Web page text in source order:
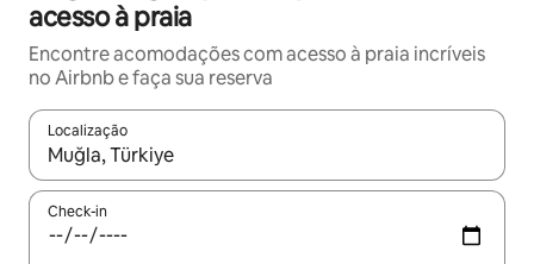
acesso à praia
Encontre acomodações com acesso à praia incríveis
no Airbnb e faça sua reserva
Localização
Quando os resultados estiverem disponíveis, explore-os
Check-in